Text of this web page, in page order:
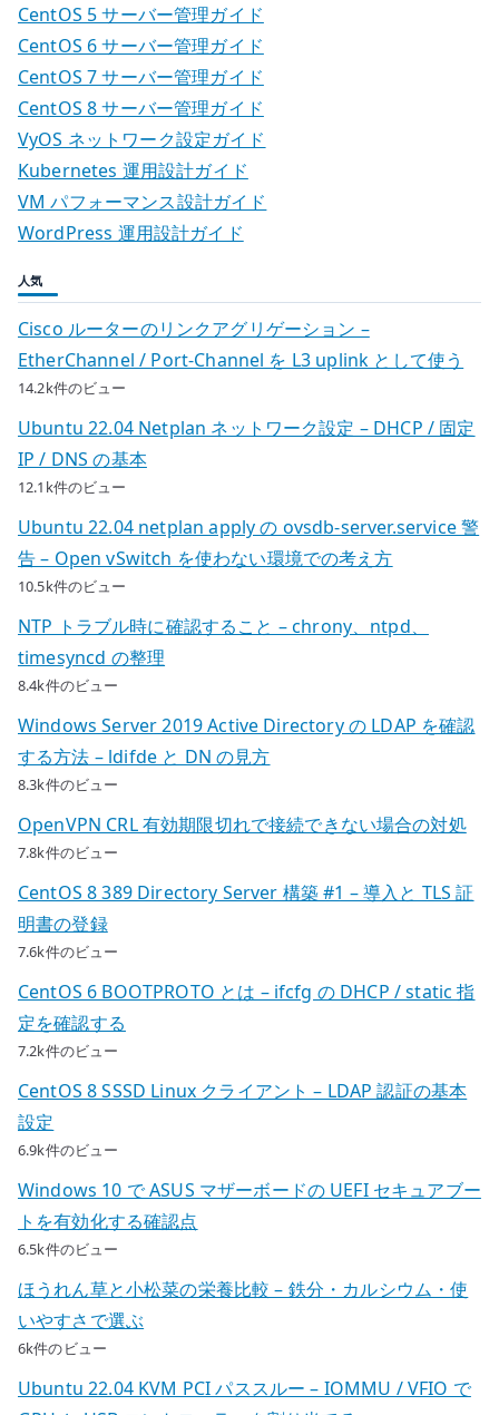
CentOS 5 サーバー管理ガイド
CentOS 6 サーバー管理ガイド
CentOS 7 サーバー管理ガイド
CentOS 8 サーバー管理ガイド
VyOS ネットワーク設定ガイド
Kubernetes 運用設計ガイド
VM パフォーマンス設計ガイド
WordPress 運用設計ガイド
人気
Cisco ルーターのリンクアグリゲーション –
EtherChannel / Port-Channel を L3 uplink として使う
14.2k件のビュー
Ubuntu 22.04 Netplan ネットワーク設定 – DHCP / 固定
IP / DNS の基本
12.1k件のビュー
Ubuntu 22.04 netplan apply の ovsdb-server.service 警
告 – Open vSwitch を使わない環境での考え方
10.5k件のビュー
NTP トラブル時に確認すること – chrony、ntpd、
timesyncd の整理
8.4k件のビュー
Windows Server 2019 Active Directory の LDAP を確認
する方法 – ldifde と DN の見方
8.3k件のビュー
OpenVPN CRL 有効期限切れで接続できない場合の対処
7.8k件のビュー
CentOS 8 389 Directory Server 構築 #1 – 導入と TLS 証
明書の登録
7.6k件のビュー
CentOS 6 BOOTPROTO とは – ifcfg の DHCP / static 指
定を確認する
7.2k件のビュー
CentOS 8 SSSD Linux クライアント – LDAP 認証の基本
設定
6.9k件のビュー
Windows 10 で ASUS マザーボードの UEFI セキュアブー
トを有効化する確認点
6.5k件のビュー
ほうれん草と小松菜の栄養比較 – 鉄分・カルシウム・使
いやすさで選ぶ
6k件のビュー
Ubuntu 22.04 KVM PCI パススルー – IOMMU / VFIO で